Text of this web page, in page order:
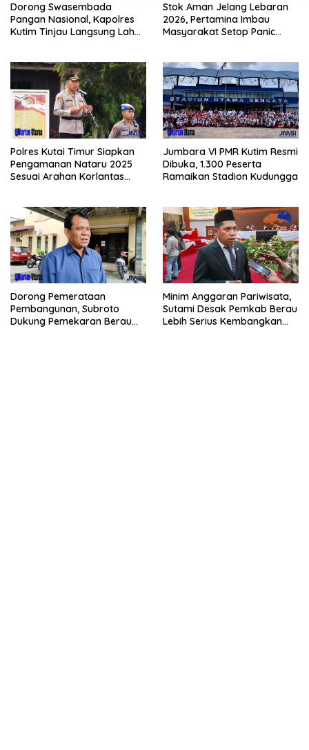
Dorong Swasembada
Pangan Nasional, Kapolres
Kutim Tinjau Langsung Lahan
Stok Aman Jelang Lebaran
2026, Pertamina Imbau
Masyarakat Setop Panic
Polres Kutai Timur Siapkan
Pengamanan Nataru 2025
Sesuai Arahan Korlantas
Jumbara VI PMR Kutim Resmi
Dibuka, 1.300 Peserta
Ramaikan Stadion Kudungga
Dorong Pemerataan
Pembangunan, Subroto
Dukung Pemekaran Berau
Minim Anggaran Pariwisata,
Sutami Desak Pemkab Berau
Lebih Serius Kembangkan